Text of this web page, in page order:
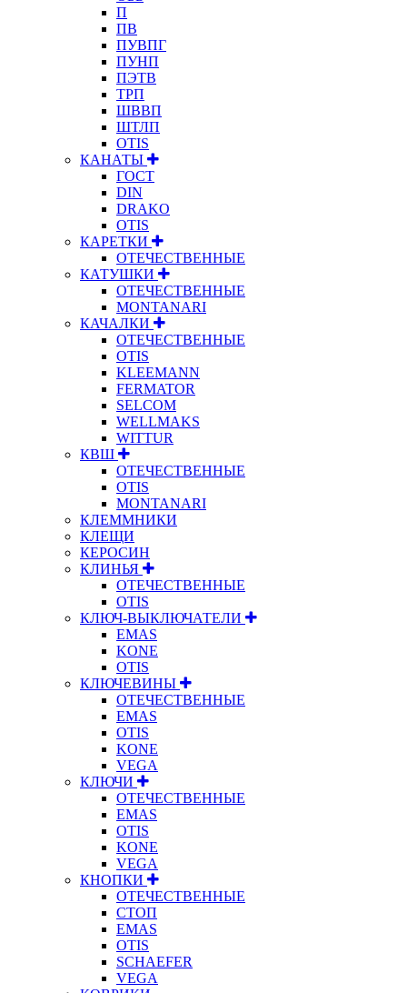
П
ПВ
ПУВПГ
ПУНП
ПЭТВ
ТРП
ШВВП
ШТЛП
OTIS
КАНАТЫ
ГОСТ
DIN
DRAKO
OTIS
КАРЕТКИ
ОТЕЧЕСТВЕННЫЕ
КАТУШКИ
ОТЕЧЕСТВЕННЫЕ
MONTANARI
КАЧАЛКИ
ОТЕЧЕСТВЕННЫЕ
OTIS
KLEEMANN
FERMATOR
SELCOM
WELLMAKS
WITTUR
КВШ
ОТЕЧЕСТВЕННЫЕ
OTIS
MONTANARI
КЛЕММНИКИ
КЛЕЩИ
КЕРОСИН
КЛИНЬЯ
ОТЕЧЕСТВЕННЫЕ
OTIS
КЛЮЧ-ВЫКЛЮЧАТЕЛИ
EMAS
KONE
OTIS
КЛЮЧЕВИНЫ
ОТЕЧЕСТВЕННЫЕ
EMAS
OTIS
KONE
VEGA
КЛЮЧИ
ОТЕЧЕСТВЕННЫЕ
EMAS
OTIS
KONE
VEGA
КНОПКИ
ОТЕЧЕСТВЕННЫЕ
СТОП
EMAS
OTIS
SCHAEFER
VEGA